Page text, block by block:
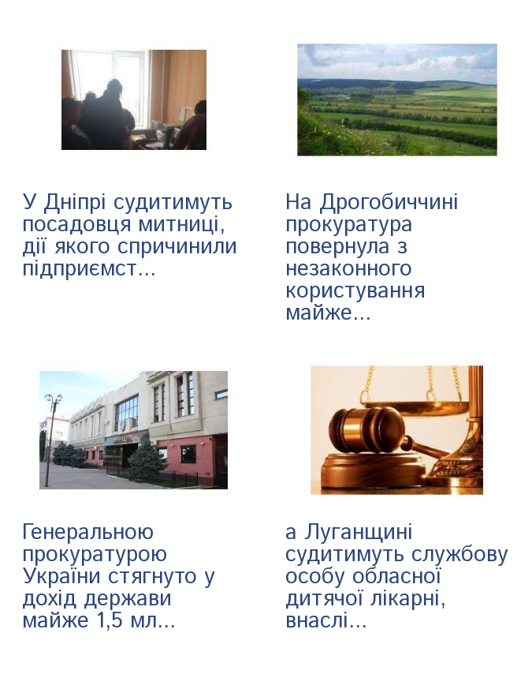
У Дніпрі судитимуть
посадовця митниці,
дії якого спричинили
підприємст...
На Дрогобиччині
прокуратура
повернула з
незаконного
користування
майже...
Генеральною
прокуратурою
України стягнуто у
дохід держави
майже 1,5 мл...
а Луганщині
судитимуть службову
особу обласної
дитячої лікарні,
внаслі...